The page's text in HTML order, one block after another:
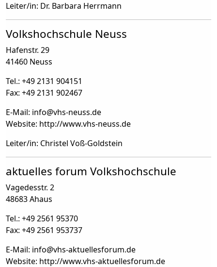
Leiter/in: Dr. Barbara Herrmann
Volkshochschule Neuss
Hafenstr. 29
41460 Neuss
Tel.: +49 2131 904151
Fax: +49 2131 902467
E-Mail: info@vhs-neuss.de
Website: http://www.vhs-neuss.de
Leiter/in: Christel Voß-Goldstein
aktuelles forum Volkshochschule
Vagedesstr. 2
48683 Ahaus
Tel.: +49 2561 95370
Fax: +49 2561 953737
E-Mail: info@vhs-aktuellesforum.de
Website: http://www.vhs-aktuellesforum.de